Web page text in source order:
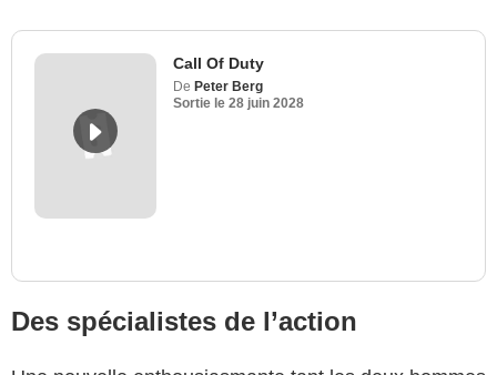
Call Of Duty
De Peter Berg
Sortie le 28 juin 2028
Des spécialistes de l’action